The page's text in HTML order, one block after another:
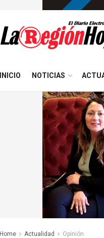
INICIO NOTICIAS
Home Actualidad Opinión